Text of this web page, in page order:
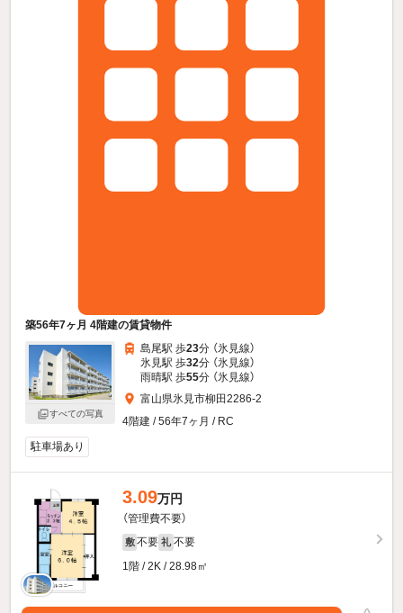
築56年7ヶ月 4階建の賃貸物件
すべての写真
島尾駅 歩23分 （氷見線）
氷見駅 歩32分 （氷見線）
雨晴駅 歩55分 （氷見線）
富山県氷見市柳田2286-2
4階建 / 56年7ヶ月 / RC
駐車場あり
3.09万円
（管理費不要）
敷 不要 礼 不要
1階 / 2K / 28.98㎡